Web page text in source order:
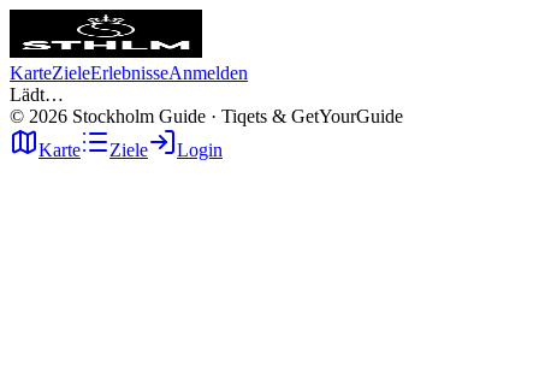
KarteZieleErlebnisseAnmelden
Lädt…
© 2026 Stockholm Guide · Tiqets & GetYourGuide
Karte
Ziele Login